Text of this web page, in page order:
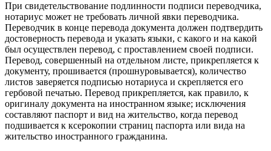
При свидетельствование подлинности подписи переводчика,
нотариус может не требовать личной явки переводчика.
Переводчик в конце перевода документа должен подтвердить
достоверность перевода и указать языки, с какого и на какой
был осуществлен перевод, с проставлением своей подписи.
Перевод, совершенный на отдельном листе, прикрепляется к
документу, прошивается (прошнуровывается), количество
листов заверяется подписью нотариуса и скрепляется его
гербовой печатью. Перевод прикрепляется, как правило, к
оригиналу документа на иностранном языке; исключения
составляют паспорт и вид на жительство, когда перевод
подшивается к ксерокопии страниц паспорта или вида на
жительство иностранного гражданина.